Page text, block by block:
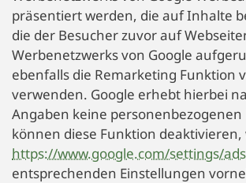
präsentiert werden, die auf Inhalte
die der Besucher zuvor auf
Werbenetzwerks von Google
ebenfalls die Remarketing Funktion
verwenden. Google erhebt hierbei
Angaben keine personenbezogenen
können diese Funktion
https://www.google.com/settings/ads
entsprechenden Einstellungen